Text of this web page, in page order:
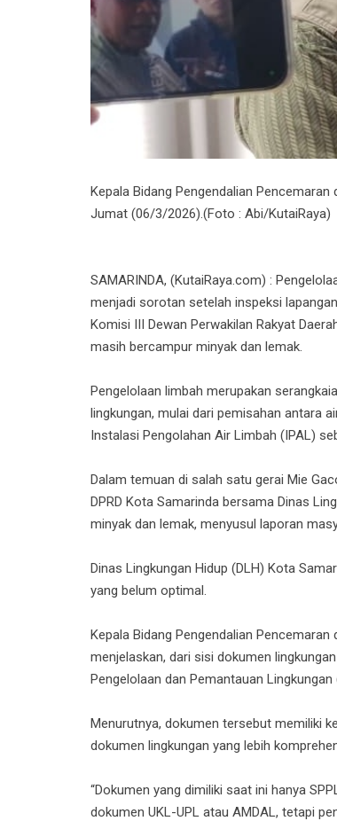
Kepala Bidang Pengendalian
Jumat (06/3/2026).(Foto : Abi/KutaiRaya)
SAMARINDA, (KutaiRaya.com) :
menjadi sorotan setelah inspeksi
Komisi III Dewan Perwakilan Rakyat
masih bercampur minyak dan lemak.
Pengelolaan limbah merupakan
lingkungan, mulai dari pemisahan antara
Instalasi Pengolahan Air Limbah (IPAL)
Dalam temuan di salah satu gerai Mie
DPRD Kota Samarinda bersama Dinas
minyak dan lemak, menyusul laporan
Dinas Lingkungan Hidup (DLH) Kota
yang belum optimal.
Kepala Bidang Pengendalian
menjelaskan, dari sisi dokumen
Pengelolaan dan Pemantauan Lingkungan
Menurutnya, dokumen tersebut memiliki
dokumen lingkungan yang lebih
“Dokumen yang dimiliki saat ini hanya
dokumen UKL-UPL atau AMDAL, tetapi